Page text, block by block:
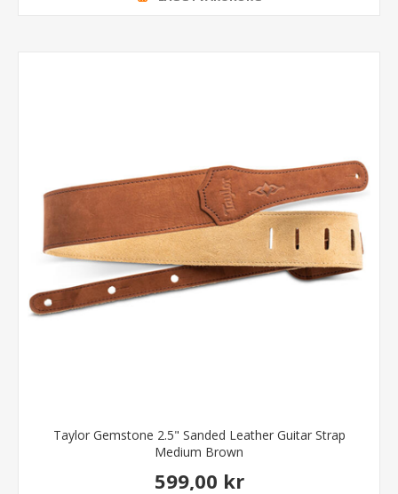
Taylor Gemstone 2.5" Sanded Leather Guitar Strap
Medium Brown
599,00 kr